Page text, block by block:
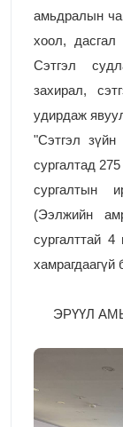
амьдралын
хоол, дасгал
Сэтгэл
захирал,
удирдаж
"Сэтгэл
сургалтад
сургалтын
(Ээлжийн
сургалттай
хамрагдаагүй
ЭРҮҮЛ